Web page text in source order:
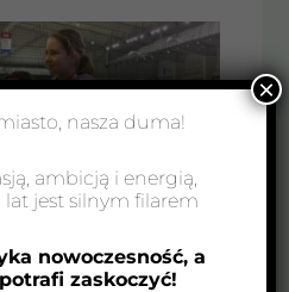
nasza duma!
ambicją i energią,
jest silnym filarem
nowoczesność, a
zaskoczyć!
×